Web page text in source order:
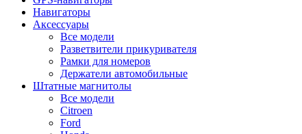
Навигаторы
Аксессуары
Все модели
Разветвители прикуривателя
Рамки для номеров
Держатели автомобильные
Штатные магнитолы
Все модели
Citroen
Ford